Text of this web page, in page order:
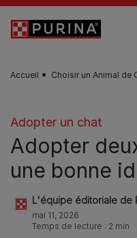
Skip to main content
Accueil Choisir un Animal de
Adopter un chat
Adopter
une bonne
L'équipe éditoriale de
mai 11, 2026
Temps de lecture : 2 min